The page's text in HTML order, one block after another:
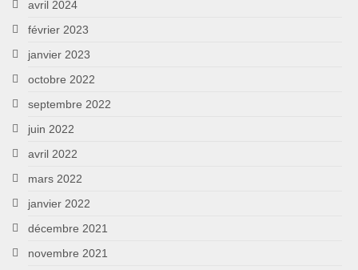
avril 2024
février 2023
janvier 2023
octobre 2022
septembre 2022
juin 2022
avril 2022
mars 2022
janvier 2022
décembre 2021
novembre 2021